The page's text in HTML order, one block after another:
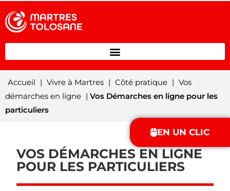
EN UN CLIC
Accueil | Vivre à Martres | Côté pratique | Vos
démarches en ligne | Vos Démarches en ligne pour les
particuliers
VOS DÉMARCHES EN LIGNE
POUR LES PARTICULIERS